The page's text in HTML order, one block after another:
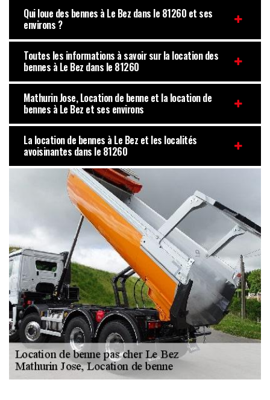
Qui loue des bennes à Le Bez dans le 81260 et ses
environs ?
Toutes les informations à savoir sur la location des
bennes à Le Bez dans le 81260
Mathurin Jose, Location de benne et la location de
bennes à Le Bez et ses environs
La location de bennes à Le Bez et les localités
avoisinantes dans le 81260